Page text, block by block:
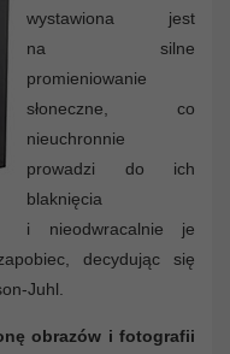
wystawiona jest
na silne
promieniowanie
słoneczne, co
nieuchronnie
prowadzi do ich
blaknięcia
i nieodwracalnie je
decydując się
Juhl.
obrazów i fotografii